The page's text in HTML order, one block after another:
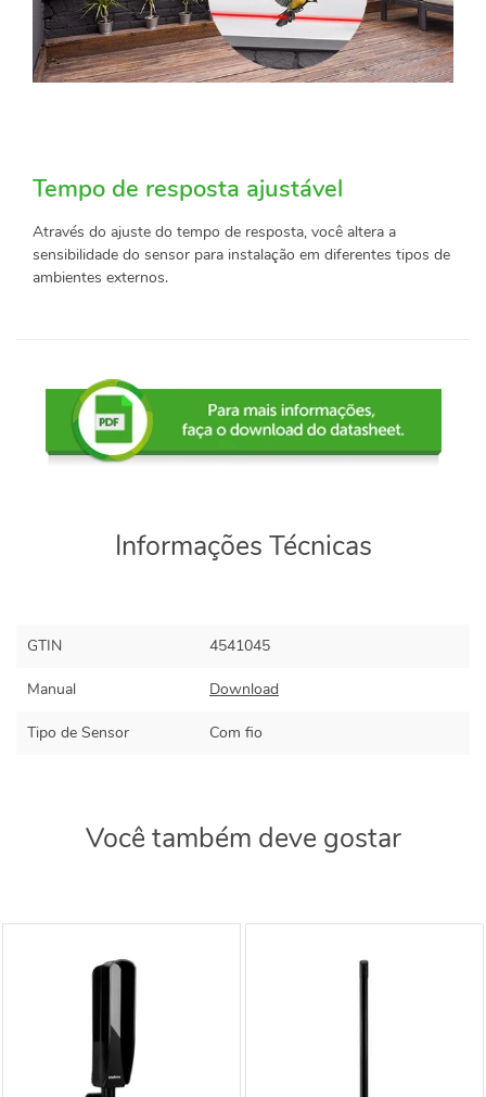
Tempo de resposta ajustável
Através do ajuste do tempo de resposta, você altera a
sensibilidade do sensor para instalação em diferentes tipos de
ambientes externos.
Informações Técnicas
GTIN 4541045
Manual Download
Tipo de Sensor Com fio
Você também deve gostar